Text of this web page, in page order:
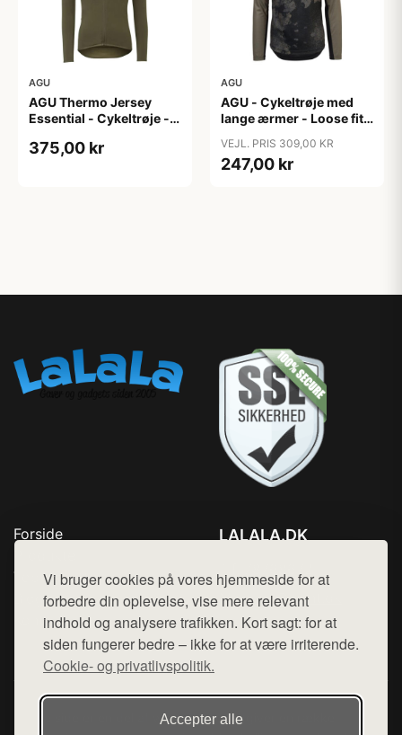
Vi bruger cookies på vores hjemmeside for at
forbedre din oplevelse, vise mere relevant
indhold og analysere trafikken. Kort sagt: for at
siden fungerer bedre – ikke for at være irriterende.
Cookie- og privatlivspolitik.
Accepter alle
AGU
AGU Thermo Jersey
Essential - Cykeltrøje -
XXL
375,00 kr
AGU
AGU - Cykeltrøje med
lange ærmer - Loose fit -
VEJL. PRIS 309,00 KR
247,00 kr
Forside
Top Rabatter
Blog
Kontakt
LALALA.DK
Mail: hej@want.dk
Cookie- og privatlivspolitik
Denne side er en del af want.dk, der udgiver en række